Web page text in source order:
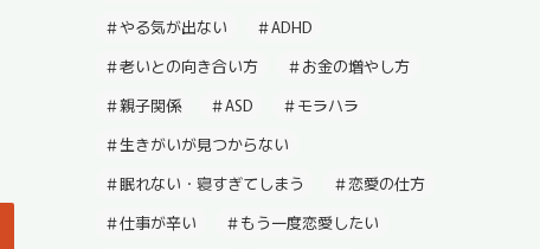
やる気が出ない
ADHD
老いとの向き合い方
お金の増やし方
親子関係
ASD
モラハラ
生きがいが見つからない
眠れない・寝すぎてしまう
恋愛の仕方
仕事が辛い
もう一度恋愛したい